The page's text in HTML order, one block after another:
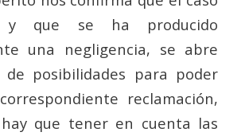
y que se ha producido
una negligencia, se abre
de posibilidades para poder
reclamación,
que tener en cuenta las